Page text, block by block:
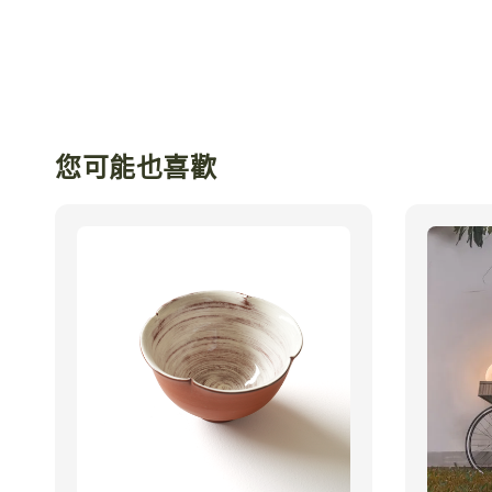
您可能也喜歡